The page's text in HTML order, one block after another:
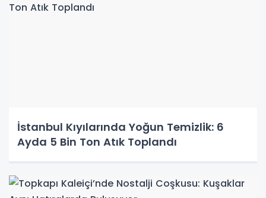
İstanbul Kıyılarında Yoğun Temizlik: 6
Ayda 5 Bin Ton Atık Toplandı